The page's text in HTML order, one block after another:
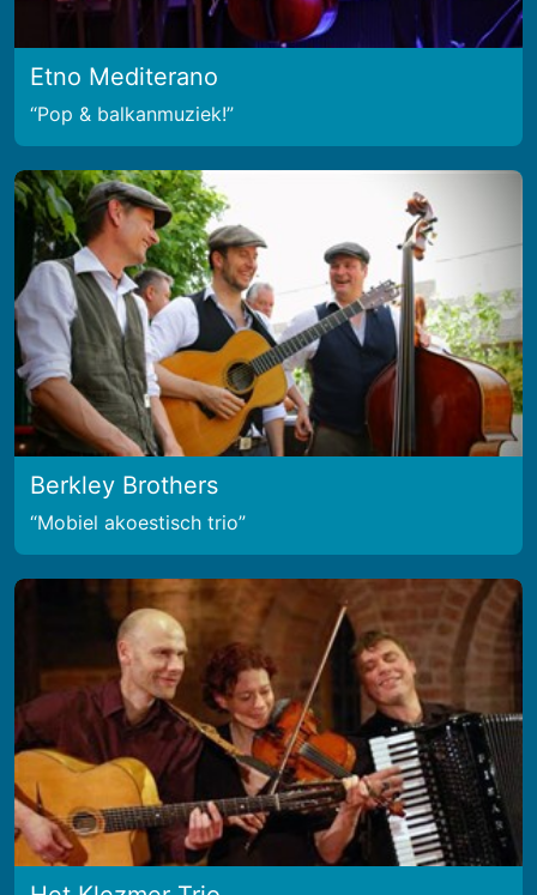
Etno Mediterano
Pop & balkanmuziek!
Berkley Brothers
Mobiel akoestisch trio